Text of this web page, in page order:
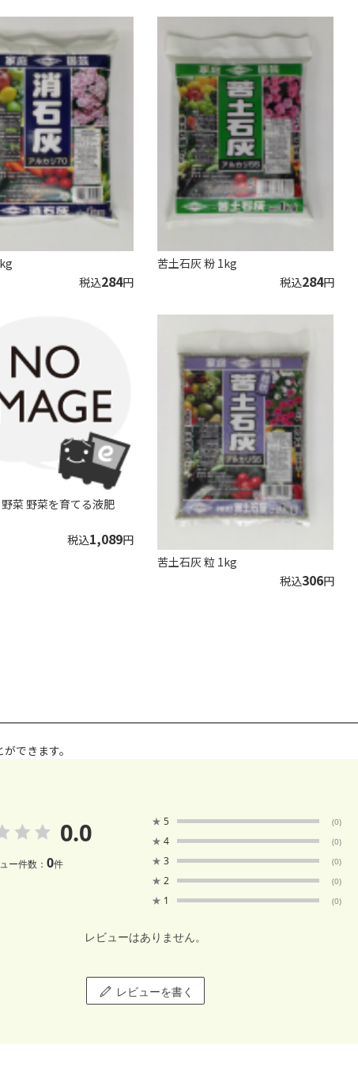
税込284円
苦土石灰 粉 1kg
税込284円
菜 野菜を育てる液肥
税込1,089円
苦土石灰 粒 1kg
税込306円
できます。
0.0
ー件数： 0件
★ 5 (0)
★ 4 (0)
★ 3 (0)
★ 2 (0)
★ 1 (0)
レビューはありません。
レビューを書く